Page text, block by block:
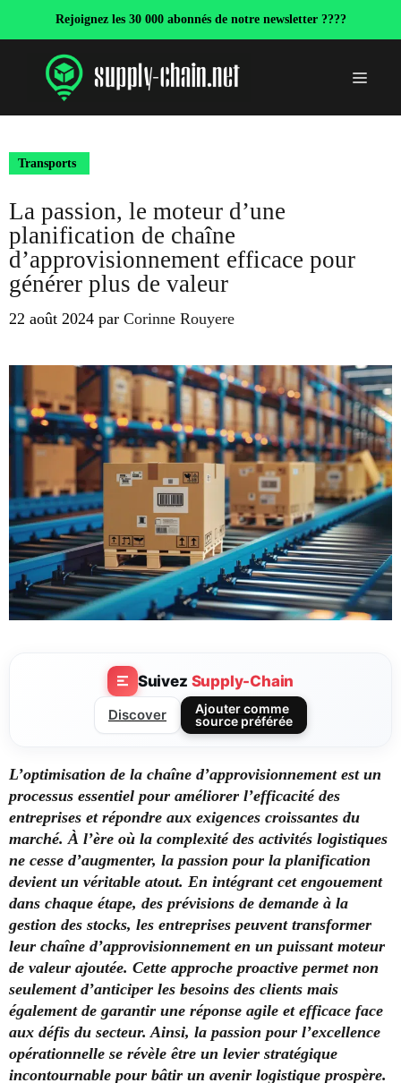
Rejoignez les 30 000 abonnés de notre newsletter ????
Menu
Transports
La passion, le moteur d’une
planification de chaîne
d’approvisionnement efficace pour
générer plus de valeur
22 août 2024 par Corinne Rouyere
Suivez Supply-Chain
Discover
Ajouter comme
source préférée
L’optimisation de la chaîne d’approvisionnement est un
processus essentiel pour améliorer l’efficacité des
entreprises et répondre aux exigences croissantes du
marché. À l’ère où la complexité des activités logistiques
ne cesse d’augmenter, la passion pour la planification
devient un véritable atout. En intégrant cet engouement
dans chaque étape, des prévisions de demande à la
gestion des stocks, les entreprises peuvent transformer
leur chaîne d’approvisionnement en un puissant moteur
de valeur ajoutée. Cette approche proactive permet non
seulement d’anticiper les besoins des clients mais
également de garantir une réponse agile et efficace face
aux défis du secteur. Ainsi, la passion pour l’excellence
opérationnelle se révèle être un levier stratégique
incontournable pour bâtir un avenir logistique prospère.